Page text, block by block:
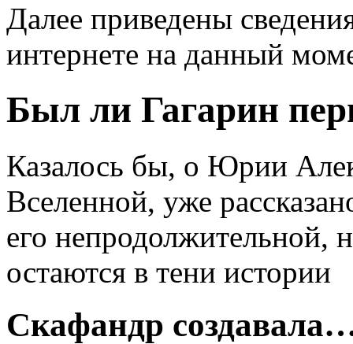
Далее приведены
интернете на данный
Был ли Гагарин
Казалось бы, о Юрии
Вселенной, уже
его непродолжительной,
остаются в тени истории
Скафандр